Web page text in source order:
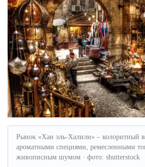
Рынок «Хан эль-Халили» – колоритный
ароматными специями, ремесленными
живописным шумом · фото: shutterstock